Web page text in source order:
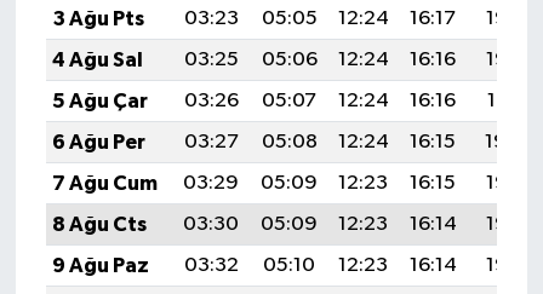
3 Ağu Pts
03:23 05:05 12:24 16:17
19:33
4 Ağu Sal
03:25 05:06 12:24 16:16
19:32
5 Ağu Çar
03:26 05:07 12:24 16:16
19:31
6 Ağu Per
03:27 05:08 12:24 16:15
19:30
7 Ağu Cum
03:29 05:09 12:23 16:15
19:28
8 Ağu Cts
03:30 05:09 12:23 16:14
19:27
9 Ağu Paz
03:32 05:10 12:23 16:14
19:26